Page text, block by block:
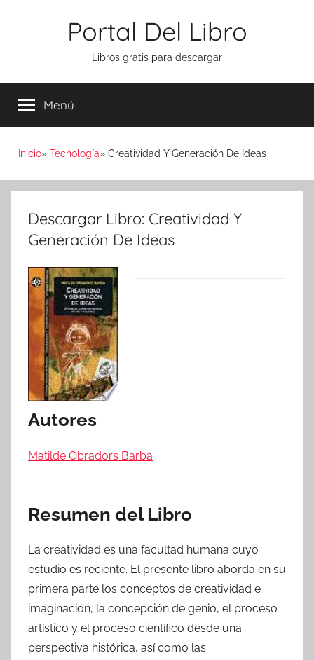
Portal Del Libro
Libros gratis para descargar
Menú
Inicio Tecnología Creatividad Y Generación De Ideas
Descargar Libro: Creatividad Y
Generación De Ideas
Autores
Matilde Obradors Barba
Resumen del Libro
La creatividad es una facultad humana cuyo
estudio es reciente. El presente libro aborda en su
primera parte los conceptos de creatividad e
imaginación, la concepción de genio, el proceso
artístico y el proceso científico desde una
perspectiva histórica, así como las